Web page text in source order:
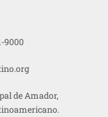
9000
de Amador,